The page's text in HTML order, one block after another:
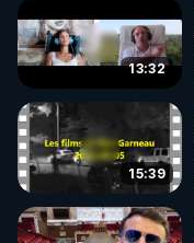
13:32
15:39